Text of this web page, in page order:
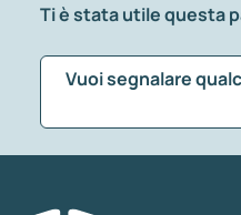
Ti è stata utile questa
Vuoi segnalare